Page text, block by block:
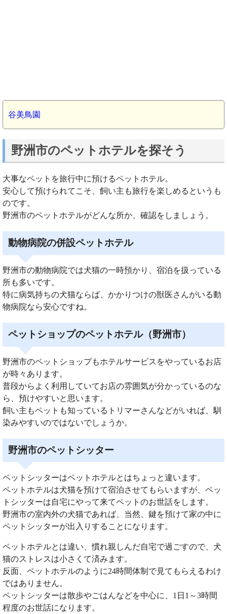
谷美鳥園
野洲市のペットホテルを探そう
大事なペットを旅行中に預けるペットホテル。
安心して預けられてこそ、飼い主も旅行を楽しめるというも
のです。
野洲市のペットホテルがどんな所か、確認をしましょう。
動物病院の併設ペットホテル
野洲市の動物病院では犬猫の一時預かり、宿泊を扱っている
所も多いです。
特に病気持ちの犬猫ならば、かかりつけの獣医さんがいる動
物病院なら安心ですね。
ペットショップのペットホテル（野洲市）
野洲市のペットショップもホテルサービスをやっているお店
が時々あります。
普段からよく利用していてお店の雰囲気が分かっているのな
ら、預けやすいと思います。
飼い主もペットも知っているトリマーさんなどがいれば、馴
染みやすいのではないでしょうか。
野洲市のペットシッター
ペットシッターはペットホテルとはちょっと違います。
ペットホテルは犬猫を預けて宿泊させてもらいますが、ペッ
トシッターは自宅にやって来てペットのお世話をします。
野洲市の室内外の犬猫であれば、当然、鍵を預けて家の中に
ペットシッターが出入りすることになります。
ペットホテルとは違い、慣れ親しんだ自宅で過ごすので、犬
猫のストレスは小さくて済みます。
反面、ペットホテルのように24時間体制で見てもらえるわけ
ではありません。
ペットシッターは散歩やごはんなどを中心に、1日1～3時間
程度のお世話になります。